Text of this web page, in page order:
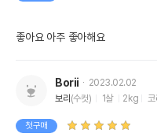
좋아요 아주 좋아해요
Borii
2023.02.02
보리 (수컷) 1살 2kg 코
첫구매